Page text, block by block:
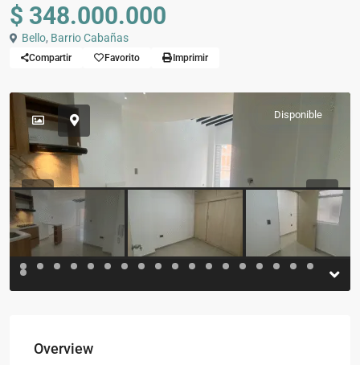
$ 348.000.000
Bello, Barrio Cabañas
Compartir Favorito Imprimir
Disponible
Previous
Overview